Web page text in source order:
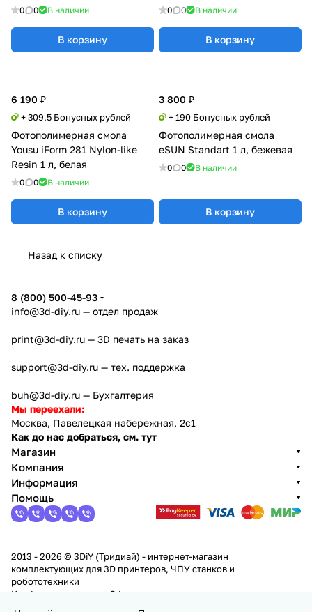
0 0 В наличии
В корзину
0 0 В наличии
В корзину
6 190 ₽
+ 309.5 Бонусных рублей
Фотополимерная смола
Yousu iForm 281 Nylon-like
Resin 1 л, белая
0 0 В наличии
В корзину
3 800 ₽
+ 190 Бонусных рублей
Фотополимерная смола
eSUN Standart 1 л, бежевая
0 0 В наличии
В корзину
Назад к списку
8 (800) 500-45-93
info@3d-diy.ru — отдел продаж
print@3d-diy.ru — 3D печать на заказ
support@3d-diy.ru — тех. поддержка
buh@3d-diy.ru — Бухгалтерия
Мы переехали:
Москва, Павелецкая набережная, 2с1
Как до нас добраться, см. тут
Магазин
Компания
Информация
Помощь
2013 - 2026 © 3DiY (Тридиай) - интернет-магазин
комплектующих для 3D принтеров, ЧПУ станков и
робототехники
Конфиденциальность Оферта